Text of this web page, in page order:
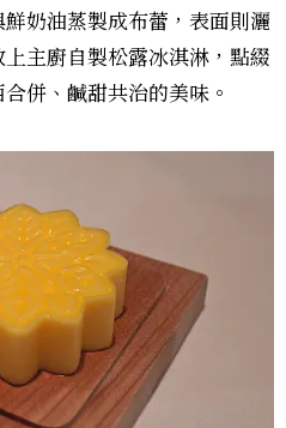
奶油蒸製成布蕾，表面則灑
上主廚自製松露冰淇淋，點綴
併、鹹甜共治的美味。